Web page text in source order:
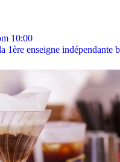
10:00
1ère enseigne